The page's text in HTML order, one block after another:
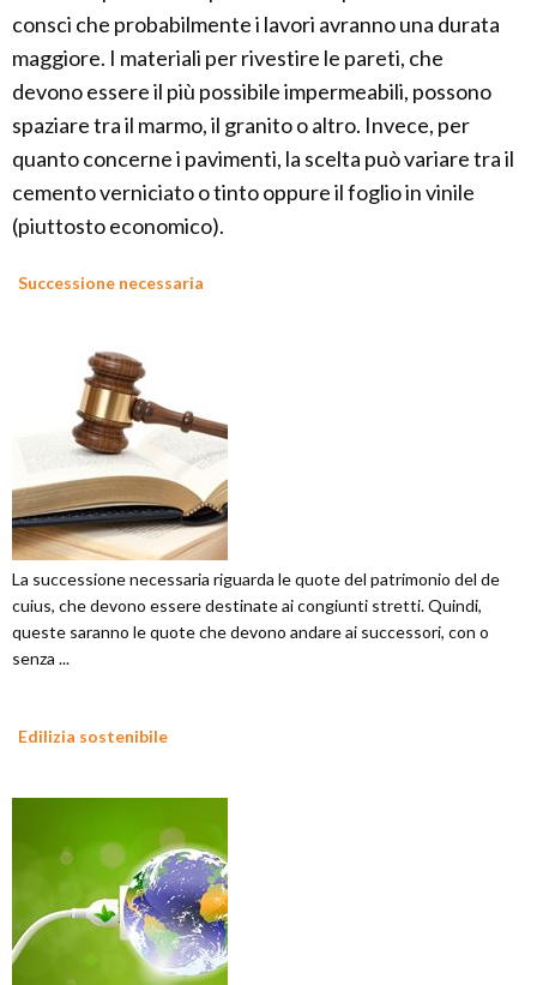
consci che probabilmente i lavori avranno una durata
maggiore. I materiali per rivestire le pareti, che
devono essere il più possibile impermeabili, possono
spaziare tra il marmo, il granito o altro. Invece, per
quanto concerne i pavimenti, la scelta può variare tra il
cemento verniciato o tinto oppure il foglio in vinile
(piuttosto economico).
Successione necessaria
La successione necessaria riguarda le quote del patrimonio del de
cuius, che devono essere destinate ai congiunti stretti. Quindi,
queste saranno le quote che devono andare ai successori, con o
senza ...
Edilizia sostenibile